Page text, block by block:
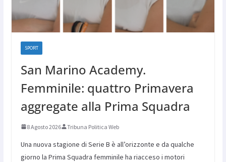
SPORT
San Marino Academy.
Femminile: quattro Primavera
aggregate alla Prima Squadra
8 Agosto 2026 Tribuna Politica Web
Una nuova stagione di Serie B è all’orizzonte e da qualche
giorno la Prima Squadra femminile ha riacceso i motori